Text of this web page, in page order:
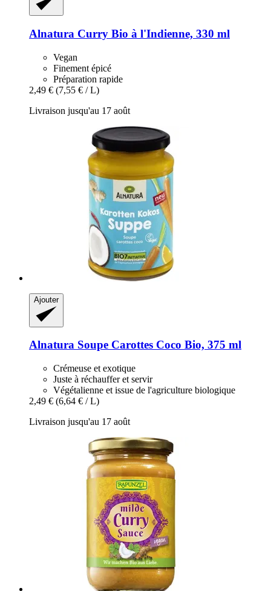
Alnatura Curry Bio à l'Indienne, 330 ml
Vegan
Finement épicé
Préparation rapide
2,49 € (7,55 € / L)
Livraison jusqu'au 17 août
Ajouter
Alnatura Soupe Carottes Coco Bio, 375 ml
Crémeuse et exotique
Juste à réchauffer et servir
Végétalienne et issue de l'agriculture biologique
2,49 € (6,64 € / L)
Livraison jusqu'au 17 août